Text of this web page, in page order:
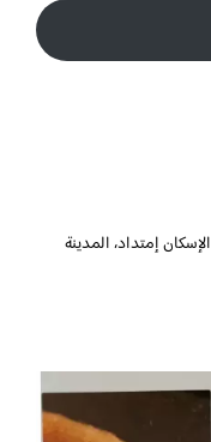
إمتداد، المدينة